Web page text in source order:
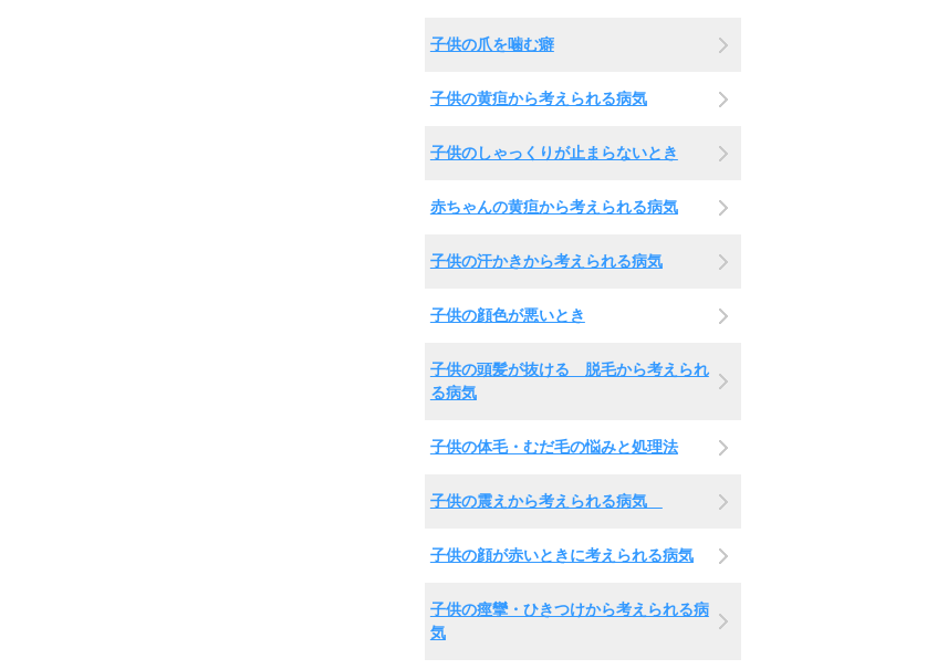
子供の爪を噛む癖
子供の黄疸から考えられる病気
子供のしゃっくりが止まらないとき
赤ちゃんの黄疸から考えられる病気
子供の汗かきから考えられる病気
子供の顔色が悪いとき
子供の頭髪が抜ける 脱毛から考えられ
る病気
子供の体毛・むだ毛の悩みと処理法
子供の震えから考えられる病気
子供の顔が赤いときに考えられる病気
子供の痙攣・ひきつけから考えられる病
気